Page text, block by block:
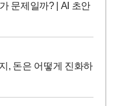
문제일까? | AI 초안
, 돈은 어떻게 진화하